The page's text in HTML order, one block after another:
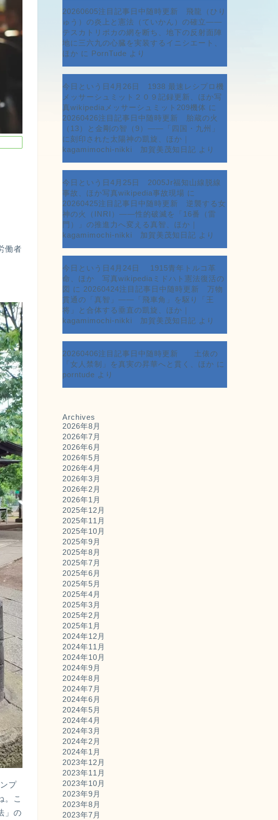
働者
プ
。こ
」の
20260605注目記事日中随時更新 飛龍（ひり
ゅう）の炎上と憲法（ていかん）の確立――
テスカトリポカの網を断ち、地下の反射面陣
地に三六九の心臓を実装するイニシエート、
ほか に PornTude より
今日という日4月26日 1938 最速レシプロ機
メッサーシュミット２０９記録更新、ほか写
真wikipediaメッサーシュミット209機体 に
20260426注目記事日中随時更新 胎蔵の火
（13）と金剛の智（9）――「四国・九州」
に刻印された太陽神の凱旋、ほか｜
kagamimochi-nikki 加賀美茂知日記 より
今日という日4月25日 2005Jr福知山線脱線
事故、ほか写真wikipedia事故現場 に
20260425注目記事日中随時更新 逆襲する女
神の火（INRI）――性的破滅を「16番（雷
門）」の推進力へ変える真智、ほか｜
kagamimochi-nikki 加賀美茂知日記 より
今日という日4月24日 1915青年トルコ革
命、ほか 写真wikipediaミドハト憲法復活の
図 に 20260424注目記事日中随時更新 万物
貫通の「真智」――「飛車角」を駆り「王
将」と合体する垂直の凱旋、ほか｜
kagamimochi-nikki 加賀美茂知日記 より
20260406注目記事日中随時更新 土俵の
「女人禁制」を真実の昇華へと貫く、ほか に
porntude より
Archives
2026年8月
2026年7月
2026年6月
2026年5月
2026年4月
2026年3月
2026年2月
2026年1月
2025年12月
2025年11月
2025年10月
2025年9月
2025年8月
2025年7月
2025年6月
2025年5月
2025年4月
2025年3月
2025年2月
2025年1月
2024年12月
2024年11月
2024年10月
2024年9月
2024年8月
2024年7月
2024年6月
2024年5月
2024年4月
2024年3月
2024年2月
2024年1月
2023年12月
2023年11月
2023年10月
2023年9月
2023年8月
2023年7月